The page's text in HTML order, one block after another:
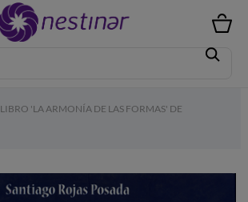
LIBRO 'LA ARMONÍA DE LAS FORMAS' DE